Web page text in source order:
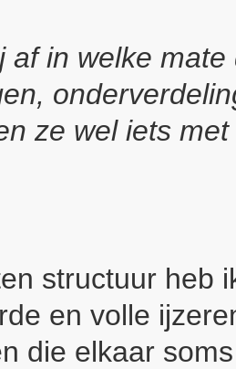
af in welke mate
ze wel iets
structuur heb
en volle
die elkaar